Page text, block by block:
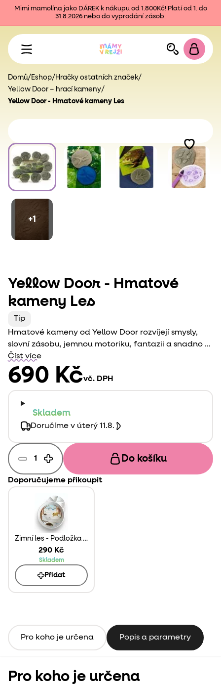
Mimi mamolína jako DÁREK k nákupu od 1.800Kč! Platí od 1. do
31.8.2026 nebo do vyprodání zásob.
Domů/ Eshop/ Hračky ostatních značek/
Yellow Door – hrací kameny/
Yellow Door - Hmatové kameny Les
+1
Yellow Door - Hmatové
kameny Les
Tip
Hmatové kameny od Yellow Door rozvíjejí smysly,
slovní zásobu, jemnou motoriku, fantazii a snadno se
s nimi pracuje. Tato sada kamenů je oboustranná a
zobrazuje lesní zvířata a jejich stopy. Povídejte si s
dětmi o těchto zvířatech. Jaké zvuky vydávají, čím
se živí, jak se jmenují jejich mláďata. Díky hraní si
vědomosti lehce propojí. Ideální na obtiskávání do
modelíny či kinetického písku.
Číst více
690 Kčvč. DPH
Skladem
Doručíme v úterý 11.8.
Do košíku
Doporučujeme přikoupit
Zimní les - Podložka do Play Tray
290 Kč
Skladem
Přidat
Pro koho je určena Popis a parametry
Pro koho je určena